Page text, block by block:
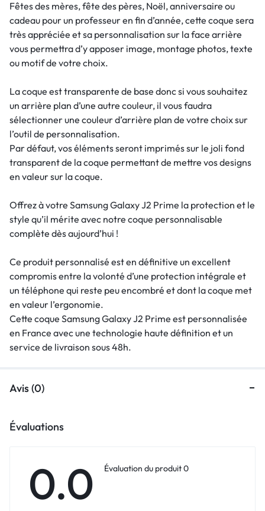
Fêtes des mères, fête des pères, Noël, anniversaire ou
cadeau pour un professeur en fin d’année, cette coque sera
très appréciée et sa personnalisation sur la face arrière
vous permettra d’y apposer image, montage photos, texte
ou motif de votre choix.
La coque est transparente de base donc si vous souhaitez
un arrière plan d’une autre couleur, il vous faudra
sélectionner une couleur d’arrière plan de votre choix sur
l’outil de personnalisation.
Par défaut, vos éléments seront imprimés sur le joli fond
transparent de la coque permettant de mettre vos designs
en valeur sur la coque.
Offrez à votre Samsung Galaxy J2 Prime la protection et le
style qu’il mérite avec notre coque personnalisable
complète dès aujourd’hui !
Ce produit personnalisé est en définitive un excellent
compromis entre la volonté d’une protection intégrale et
un téléphone qui reste peu encombré et dont la coque met
en valeur l’ergonomie.
Cette coque Samsung Galaxy J2 Prime est personnalisée
en France avec une technologie haute définition et un
service de livraison sous 48h.
Avis (0)
Évaluations
0.0 Évaluation du produit 0